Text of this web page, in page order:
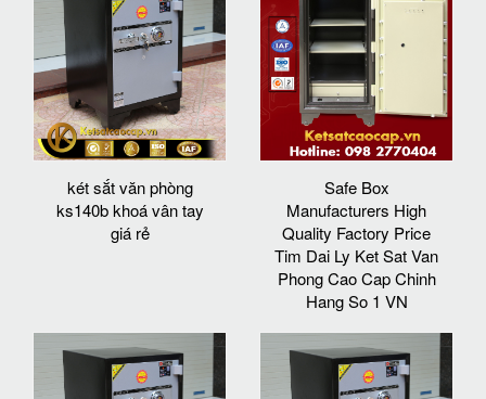
két sắt văn phòng
ks140b khoá vân tay
giá rẻ
Safe Box
Manufacturers High
Quality Factory Price
Tim Dai Ly Ket Sat Van
Phong Cao Cap Chinh
Hang So 1 VN